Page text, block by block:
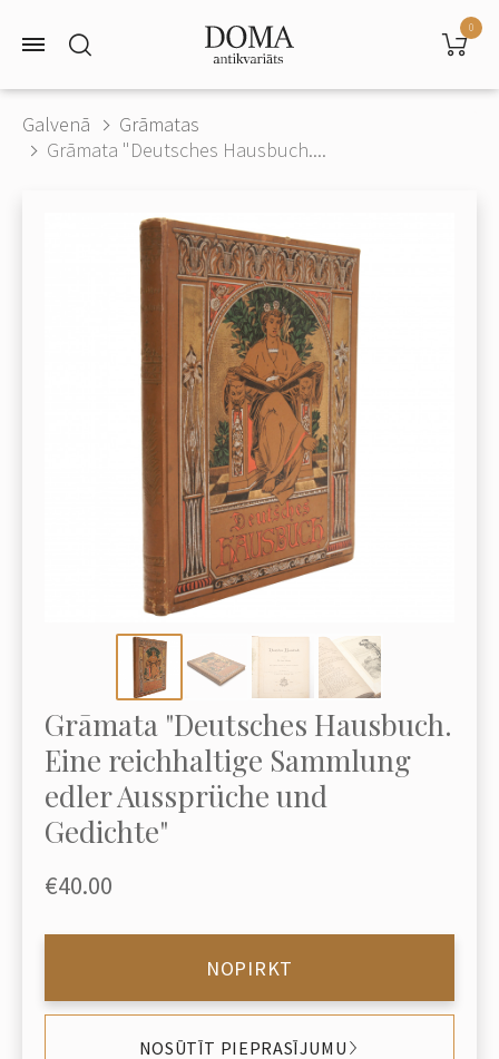
0
Galvenā
Grāmatas
Grāmata "Deutsches Hausbuch....
Grāmata "Deutsches Hausbuch.
Eine reichhaltige Sammlung
edler Aussprüche und
Gedichte"
€40.00
NOPIRKT
NOSŪTĪT PIEPRASĪJUMU